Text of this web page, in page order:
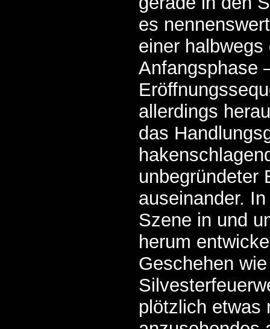
es
einer
Anfangsphase
allerdings
das
unbegründeter
auseinander.
Szene in und
herum
Geschehen
plötzlich etwas